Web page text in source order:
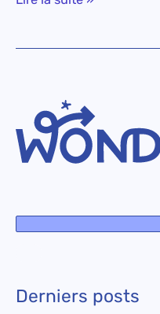
Derniers posts